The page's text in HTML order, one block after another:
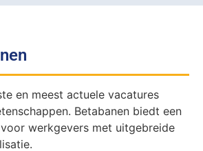
en meest actuele vacatures
Betabanen biedt een
werkgevers met uitgebreide